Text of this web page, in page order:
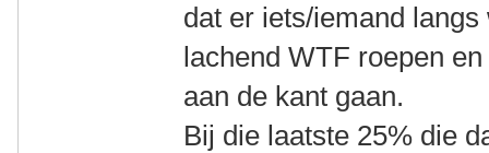
dat er iets/iemand
lachend WTF roepen
aan de kant gaan.
Bij die laatste 25% die